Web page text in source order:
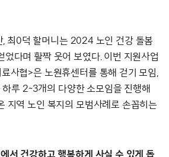
최0덕 할머니는 2024 노인 건강 돌봄
었다며 활짝 웃어 보였다. 이번 지원사업
사협>은 노원휴센터를 통해 걷기 모임,
루 2~3개의 다양한 소모임을 진행해
지역 노인 복지의 모범사례로 손꼽히는
서 건강하고 행복하게 사실 수 있게 돕